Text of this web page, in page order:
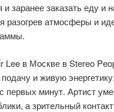
и заранее заказать еду и
разогрев атмосферы и
Lee в Москве в Stereo
и живую
первых минут. Артист
а зрительный